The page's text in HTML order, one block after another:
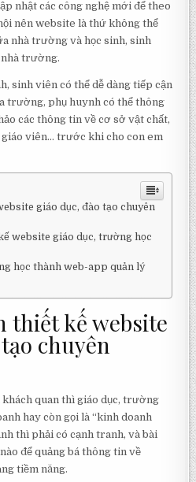
nhật các công nghệ mới để theo
nên website là thứ không thể
nhà trường và học sinh, sinh
trường.
sinh viên có thể dễ dàng tiếp cận
trường, phụ huynh có thể thông
các thông tin về cơ sở vật chất,
giáo viên… trước khi cho con em
giáo dục, đào tạo chuyên
website giáo dục, trường học
học thành web-app quản lý
thiết kế website
chuyên
quan thì giáo dục, trường
hay còn gọi là “kinh doanh
thì phải có cạnh tranh, và bài
để quảng bá thông tin về
tiềm năng.